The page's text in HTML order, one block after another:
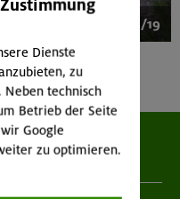
1/19
Dienste
zu
Neben technisch
Betrieb der Seite
Google
zu optimieren.